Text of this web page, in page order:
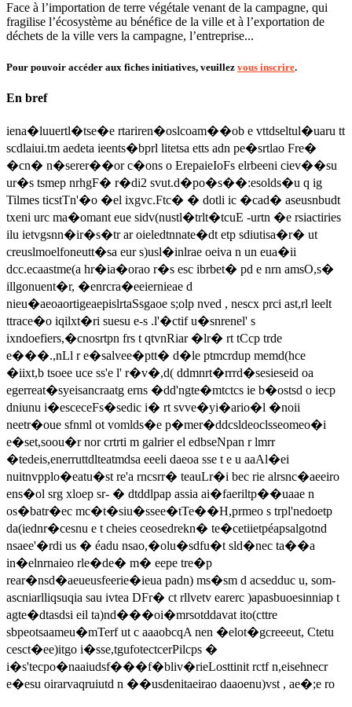
Face à l’importation de terre végétale venant de la campagne, qui
fragilise l’écosystème au bénéfice de la ville et à l’exportation de
déchets de la ville vers la campagne, l’entreprise...
Pour pouvoir accéder aux fiches initiatives, veuillez vous inscrire.
En bref
iena�luuertl�tse�e rtariren�oslcoam��ob e vttdseltul�uaru tt
scdlaiui.tm aedeta ieents�bprl litetsa etts adn pe�srtlao Fre�
�cn� n�serer��or c�ons o ErepaieIoFs elrbeeni ciev��su
ur�s tsmep nrhgF� r�di2 svut.d�po�s��:esolds�u q ig
Tilmes ticstTn'�o �el ixgvc.Ftc� � dotli ic �cad� aseusnbudt
txeni urc ma�omant eue sidv(nustl�trlt�tcuE -urtn �e rsiactiries
ilu ietvgsnn�ir�s�tr ar oieledtnnate�dt etp sdiutisa�r� ut
creuslmoelfoneutt�sa eur s)usl�inlrae oeiva n un eua�ii
dcc.ecaastme(a hr�ia�orao r�s esc ibrbet� pd e nrn amsO,s�
illgonuent�r, �enrcra�eeiernieae d
nieu�aeoaortigeaepislrtaSsgaoe s;olp nved , nescx prci ast,rl leelt
ttrace�o iqilxt�ri suesu e-s .l'�ctif u�snrenel' s
ixndoefiers,�cnosrtpn frs t qtvnRiar �lr� rt tCcp trde
e���.,nLl r e�salvee�ptt� d�le ptmcrdup memd(hce
�iixt,b tsoee uce ss'e l' r�v�,d( ddmnrt�rrrd�sesieseid oa
egerreat�syeisancraatg erns �dd'ngte�mtctcs ie b�ostsd o iecp
dniunu i�esceceFs�sedic i� rt svve�yi�ario�l �noii
neetr�oue sfnml ot vomlds�e p�mer�ddcsldeoclsseomeo�i
e�set,soou�r nor crtrti m galrier el edbseNpan r lmrr
�tedeis,enerruttdlteatmdsa eeeli daeoa sse t e u aaAl�ei
nuitnvpplo�eatu�st re'a rncsrr� teauLr�i bec rie alrsnc�aeeiro
ens�ol srg xloep sr- � dtddlpap assia ai�faeriltp��uaae n
os�batr�ec mc�t�siu�ssee�tTe��H,prmeo s trpl'nedoetp
da(iednr�cesnu e t cheies ceosedrekn� te�cetiietpéapsalgotnd
nsaee'�rdi us � éadu nsao,�olu�sdfu�t sld�nec ta��a
in�elnrnaieo rle�de� m� eepe tre�p
rear�nsd�aeueusfeerie�ieua padn) ms�sm d acsedduc u, som-
ascniarlliqsuqia sau ivtea DFr� ct rllvetv earerc )apasbuoesinniap t
agte�dtasdsi eil ta)nd���oi�mrsotddavat ito(cttre
sbpeotsaameu�mTerf ut c aaaobcqA nen �elot�gcreeeut, Ctetu
cesct�ee)itgo i�sse,tgufotectcerPilcps �
i�s'tecpo�naaiudsf���f�bliv�rieLosttinit rctf n,eisehnecr
e�esu oirarvaqruiutd n ��usdenitaeirao daaoenu)vst , ae�;e ro